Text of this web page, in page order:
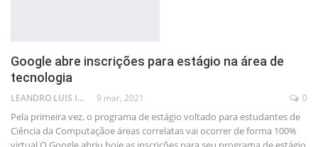
Google abre inscrições para estágio na área de
tecnologia
LEANDRO LUIS ISOLA 9 mar, 2021 0
Pela primeira vez, o programa de estágio voltado para estudantes de
Ciência da Computaçãoe áreas correlatas vai ocorrer de forma 100%